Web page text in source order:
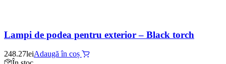
Lampi de podea pentru exterior – Black torch
248.27leiAdaugă în coș